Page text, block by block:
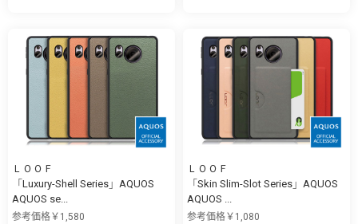
ＬＯＯＦ
「Luxury-Shell Series」AQUOS
AQUOS se...
参考価格￥1,580
ＬＯＯＦ
「Skin Slim-Slot Series」AQUOS
AQUOS ...
参考価格￥1,080